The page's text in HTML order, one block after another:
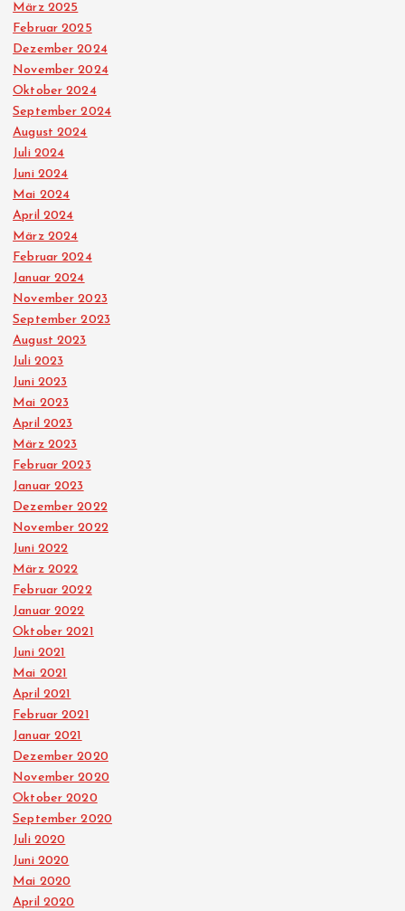
März 2025
Februar 2025
Dezember 2024
November 2024
Oktober 2024
September 2024
August 2024
Juli 2024
Juni 2024
Mai 2024
April 2024
März 2024
Februar 2024
Januar 2024
November 2023
September 2023
August 2023
Juli 2023
Juni 2023
Mai 2023
April 2023
März 2023
Februar 2023
Januar 2023
Dezember 2022
November 2022
Juni 2022
März 2022
Februar 2022
Januar 2022
Oktober 2021
Juni 2021
Mai 2021
April 2021
Februar 2021
Januar 2021
Dezember 2020
November 2020
Oktober 2020
September 2020
Juli 2020
Juni 2020
Mai 2020
April 2020